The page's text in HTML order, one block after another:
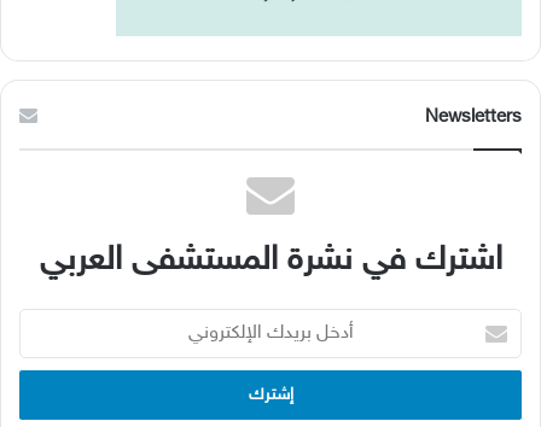
Newsletters
اشترك في نشرة المستشفى العربي
أدخل
بريدك
الإلكتروني